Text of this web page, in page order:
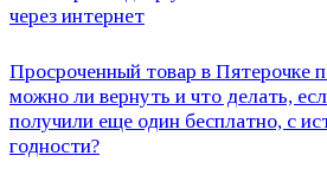
через интернет
Просроченный товар в Пятерочке
можно ли вернуть и что делать,
получили еще один бесплатно, с
годности?